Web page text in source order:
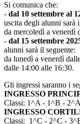
Si comunica che:
- dal 10 settembre al
uscita degli alunni sarà
da mercoledì a venerdì
- dal 15 settembre
alunni sarà il seguente:
da lunedì a venerdì
dalle 14:00 alle 16:30.
Gli ingressi saranno i
INGRESSO
Classi: 1^A - 1^B -
INGRESSO
Classi: 1^C - 2^C -